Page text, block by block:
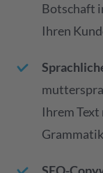
Botschaft
Ihren
Ihrem